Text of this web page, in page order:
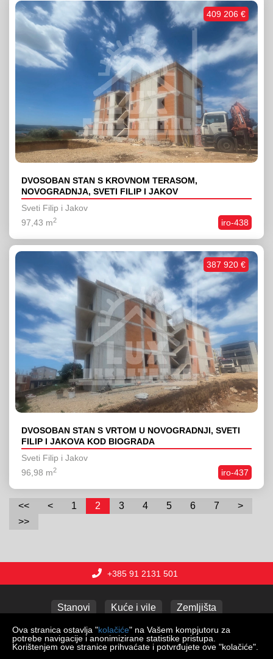
DVOSOBAN STAN S KROVNOM TERASOM,
NOVOGRADNJA, SVETI FILIP I JAKOV
Sveti Filip i Jakov
iro-438
97,43 m2
409 206 €
DVOSOBAN STAN S VRTOM U NOVOGRADNJI, SVETI
FILIP I JAKOVA KOD BIOGRADA
Sveti Filip i Jakov
iro-437
96,98 m2
387 920 €
<< < 1 2 3 4 5 6 7
>
>>
+385 91 2131 501
Stanovi Kuće i vile Zemljišta
Poslovni prostori Apartmani Garaže
Ova stranica ostavlja "kolačiće" na Vašem kompjutoru za
potrebe navigacije i anonimizirane statistike pristupa.
Korištenjem ove stranice prihvaćate i potvrđujete ove "kolačiće".